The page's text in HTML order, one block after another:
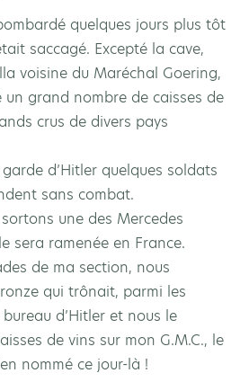
quelques jours plus tôt
saccagé. Excepté la cave,
voisine du Maréchal Goering,
un grand nombre de caisses de
crus de divers pays
d’Hitler quelques soldats
sans combat.
une des Mercedes
sera ramenée en France.
de ma section, nous
qui trônait, parmi les
d’Hitler et nous le
de vins sur mon G.M.C., le
nommé ce jour-là !